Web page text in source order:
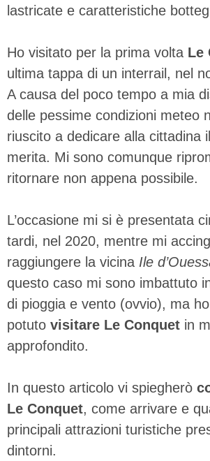
lastricate e caratteristiche
Ho visitato per la prima volta Le
ultima tappa di un interrail, nel
A causa del poco tempo a mia
delle pessime condizioni meteo
riuscito a dedicare alla cittadina
merita. Mi sono comunque
ritornare non appena possibile.
L’occasione mi si è presentata
tardi, nel 2020, mentre mi
raggiungere la vicina Ile
questo caso mi sono imbattuto
di pioggia e vento (ovvio), ma
potuto visitare Le Conquet in
approfondito.
In questo articolo vi spiegherò
Le Conquet, come arrivare e
principali attrazioni turistiche
dintorni.